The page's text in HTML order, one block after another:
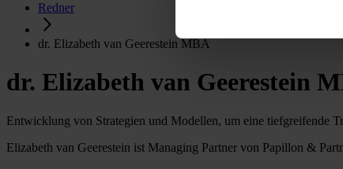
Redner
dr. Elizabeth van Geerestein MBA
dr. Elizabeth van Geerestein
Entwicklung von Strategien und Modellen, um eine tiefgreifende
Elizabeth van Geerestein ist Managing Partner von Papillon &